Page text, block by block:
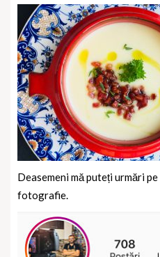
Deasemeni mă puteți urmări pe
fotografie.